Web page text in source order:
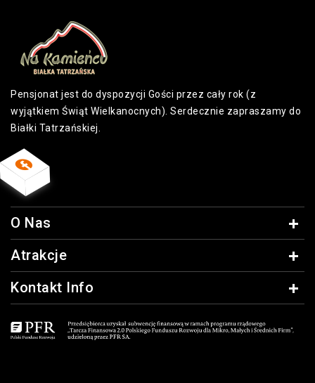
Pensjonat jest do dyspozycji Gości przez cały rok (z
wyjątkiem Świąt Wielkanocnych). Serdecznie zapraszamy do
Białki Tatrzańskiej.
O Nas
Atrakcje
Kontakt Info